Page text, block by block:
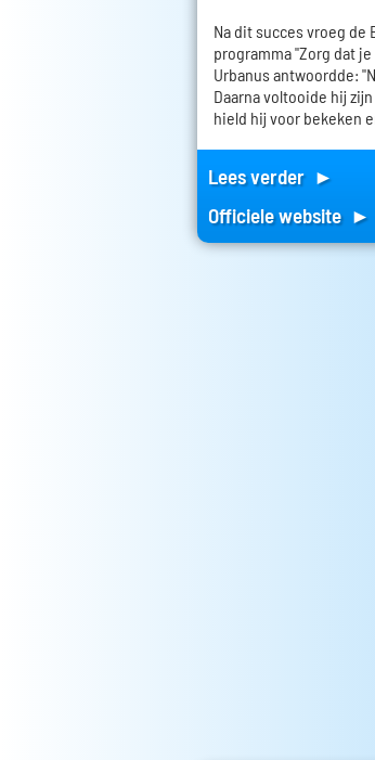
Na dit succes vroeg de
programma "Zorg dat
Urbanus antwoordde:
Daarna voltooide hij
hield hij voor bekeken
Lees verder ►
Officiele website ►